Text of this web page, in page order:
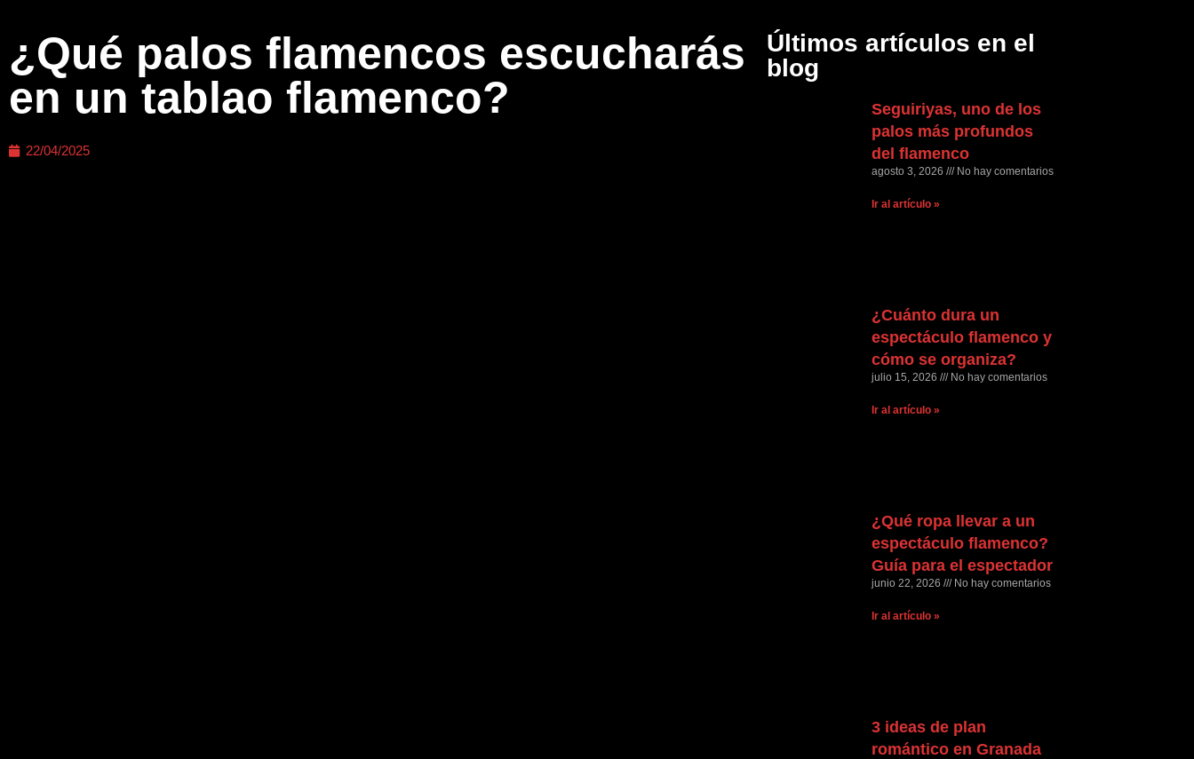
¿Qué palos flamencos escucharás
en un tablao flamenco?
22/04/2025
Últimos artículos en el
blog
Seguiriyas, uno de los
palos más profundos
del flamenco
agosto 3, 2026 No hay comentarios
Ir al artículo »
¿Cuánto dura un
espectáculo flamenco y
cómo se organiza?
julio 15, 2026 No hay comentarios
Ir al artículo »
¿Qué ropa llevar a un
espectáculo flamenco?
Guía para el espectador
junio 22, 2026 No hay comentarios
Ir al artículo »
3 ideas de plan
romántico en Granada